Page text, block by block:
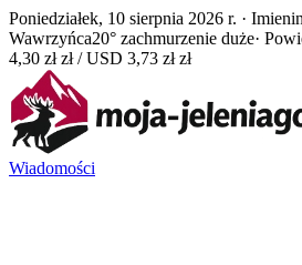
Poniedziałek, 10 sierpnia 2026 r. ·
Wawrzyńca20° zachmurzenie duże·
4,30 zł zł / USD 3,73 zł zł
Wiadomości